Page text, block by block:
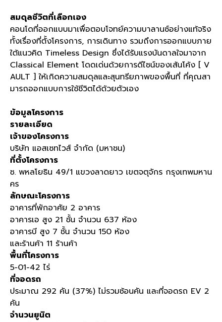
สมดุลชีวิตที่เลือกเอง
คอนโดที่ออกแบบมาเพื่อตอบโจทย์ความบาลานซ์อย่างแท้จริง
ทั้งเรื่องที่ตั้งโครงการ, การเดินทาง รวมถึงการออกแบบภาย
ใต้แนวคิด Timeless Design ซึ่งได้รับแรงบันดาลใจมาจาก
Classical Element โดดเด่นด้วยการดีไซน์ของเส้นโค้ง [ V
AULT ]ให้เกิดความสมดุลและสุนทรียภาพของพื้นที่ ที่คุณสา
มารถออกแบบการใช้ชีวิตได้ด้วยตัวเอง
ข้อมูลโครงการ
รายละเอียด
เจ้าของโครงการ
บริษัท แอสเซทไวส์ จำกัด (มหาชน)
ที่ตั้งโครงการ
ซ. พหลโยธิน 49/1 แขวงลาดยาว เขตจตุจักร กรุงเทพมหาน
คร
ลักษณะโครงการ
อาคารที่พักอาศัย 2 อาคาร
อาคารเอ สูง 21 ชั้น จำนวน 637 ห้อง
อาคารบี สูง 7 ชั้น จำนวน 150 ห้อง
และร้านค้า 11 ร้านค้า
พื้นที่โครงการ
5-01-42 ไร่
ที่จอดรถ
ประมาณ 292 คัน (37%) ไม่รวมซ้อนคัน และที่จอดรถ EV 2
คัน
จำนวนยูนิต